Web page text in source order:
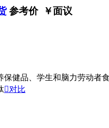
参考价 ￥面议
健品、学生和脑力劳动
对比